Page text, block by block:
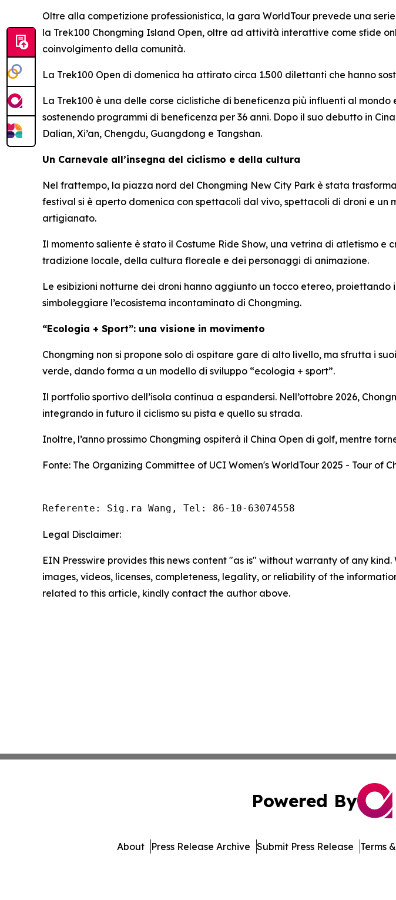
Oltre alla competizione professionistica, la gara WorldTour prevede una
la Trek100 Chongming Island Open, oltre ad attività interattive come sfide
coinvolgimento della comunità.
La Trek100 Open di domenica ha attirato circa 1.500 dilettanti che hanno
La Trek100 è una delle corse ciclistiche di beneficenza più influenti al
sostenendo programmi di beneficenza per 36 anni. Dopo il suo debutto in
Dalian, Xi’an, Chengdu, Guangdong e Tangshan.
Un Carnevale all’insegna del ciclismo e della cultura
Nel frattempo, la piazza nord del Chongming New City Park è stata
festival si è aperto domenica con spettacoli dal vivo, spettacoli di droni e
artigianato.
Il momento saliente è stato il Costume Ride Show, una vetrina di atletismo
tradizione locale, della cultura floreale e dei personaggi di animazione.
Le esibizioni notturne dei droni hanno aggiunto un tocco etereo,
simboleggiare l’ecosistema incontaminato di Chongming.
“Ecologia + Sport”: una visione in movimento
Chongming non si propone solo di ospitare gare di alto livello, ma sfrutta i
verde, dando forma a un modello di sviluppo “ecologia + sport”.
Il portfolio sportivo dell’isola continua a espandersi. Nell’ottobre 2026,
integrando in futuro il ciclismo su pista e quello su strada.
Inoltre, l’anno prossimo Chongming ospiterà il China Open di golf, mentre
Fonte: The Organizing Committee of UCI Women's WorldTour 2025 - Tour of
Referente: Sig.ra Wang, Tel: 86-10-63074558
Legal Disclaimer:
EIN Presswire provides this news content "as is" without warranty of any
images, videos, licenses, completeness, legality, or reliability of the
related to this article, kindly contact the author above.
Powered By
About Press Release Archive Submit Press Release Terms